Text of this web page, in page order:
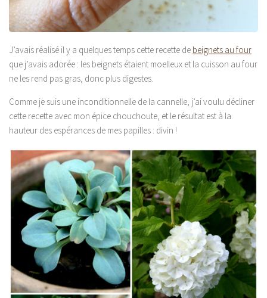
J’avais réalisé il y a quelques temps cette recette de beignets au four
que j’avais adorée : les beignets étaient moelleux et la cuisson au four
ne les rend pas gras, donc plus digestes.
Comme je suis une inconditionnelle de la cannelle, j’ai voulu décliner
cette recette avec mon épice chouchoute, et le résultat est à la
hauteur des espérances de mes papilles : divin !